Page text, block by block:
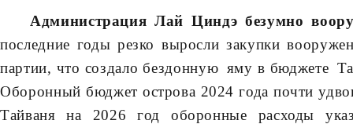
Администрация Лай Циндэ безумно
последние годы резко выросли закупки
партии, что создало бездонную яму в бюджете
Оборонный бюджет острова 2024 года почти
Тайваня на 2026 год оборонные расходы